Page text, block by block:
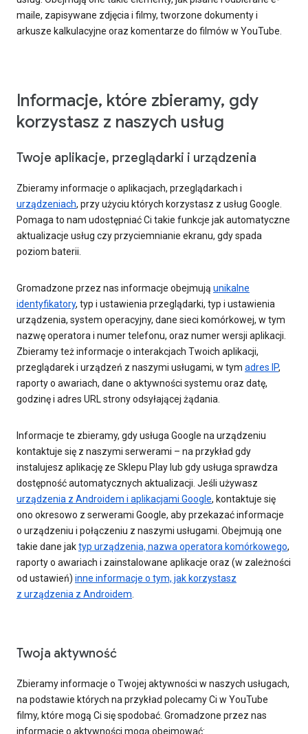
maile, zapisywane zdjęcia i filmy, tworzone dokumenty i
arkusze kalkulacyjne oraz komentarze do filmów w YouTube.
Informacje, które zbieramy, gdy
korzystasz z naszych usług
Twoje aplikacje, przeglądarki i urządzenia
Zbieramy informacje o aplikacjach, przeglądarkach i
urządzeniach, przy użyciu których korzystasz z usług Google.
Pomaga to nam udostępniać Ci takie funkcje jak automatyczne
aktualizacje usług czy przyciemnianie ekranu, gdy spada
poziom baterii.
Gromadzone przez nas informacje obejmują unikalne
identyfikatory, typ i ustawienia przeglądarki, typ i ustawienia
urządzenia, system operacyjny, dane sieci komórkowej, w tym
nazwę operatora i numer telefonu, oraz numer wersji aplikacji.
Zbieramy też informacje o interakcjach Twoich aplikacji,
przeglądarek i urządzeń z naszymi usługami, w tym adres IP,
raporty o awariach, dane o aktywności systemu oraz datę,
godzinę i adres URL strony odsyłającej żądania.
Informacje te zbieramy, gdy usługa Google na urządzeniu
kontaktuje się z naszymi serwerami – na przykład gdy
instalujesz aplikację ze Sklepu Play lub gdy usługa sprawdza
dostępność automatycznych aktualizacji. Jeśli używasz
urządzenia z Androidem i aplikacjami Google, kontaktuje się
ono okresowo z serwerami Google, aby przekazać informacje
o urządzeniu i połączeniu z naszymi usługami. Obejmują one
takie dane jaktyp urządzenia, nazwa operatora komórkowego,
raporty o awariach i zainstalowane aplikacje oraz (w zależności
od ustawień) inne informacje o tym, jak korzystasz
z urządzenia z Androidem.
Twoja aktywność
Zbieramy informacje o Twojej aktywności w naszych usługach,
na podstawie których na przykład polecamy Ci w YouTube
filmy, które mogą Ci się spodobać. Gromadzone przez nas
informacje o aktywności mogą obejmować: